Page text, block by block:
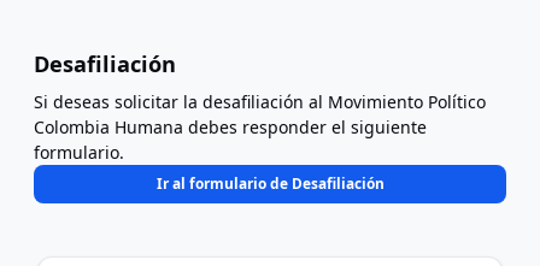
Desafiliación
Si deseas solicitar la desafiliación al Movimiento Político
Colombia Humana debes responder el siguiente
formulario.
Ir al formulario de Desafiliación